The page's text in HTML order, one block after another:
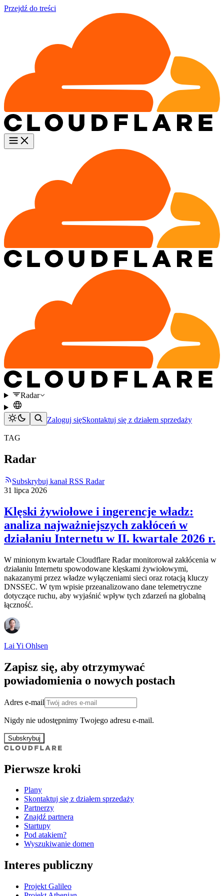
Przejdź do treści
Radar
Zaloguj sięSkontaktuj się z działem sprzedaży
TAG
Radar
Subskrybuj kanał RSS Radar
31 lipca 2026
Klęski żywiołowe i ingerencje władz:
analiza najważniejszych zakłóceń w
działaniu Internetu w II. kwartale 2026 r.
W minionym kwartale Cloudflare Radar monitorował zakłócenia w
działaniu Internetu spowodowane klęskami żywiołowymi,
nakazanymi przez władze wyłączeniami sieci oraz rotacją kluczy
DNSSEC. W tym wpisie przeanalizowano dane telemetryczne
dotyczące ruchu, aby wyjaśnić wpływ tych zdarzeń na globalną
łączność.
Lai Yi Ohlsen
Zapisz się, aby otrzymywać
powiadomienia o nowych postach
Adres e-mail
Nigdy nie udostępnimy Twojego adresu e-mail.
Subskrybuj
Pierwsze kroki
Plany
Skontaktuj się z działem sprzedaży
Partnerzy
Znajdź partnera
Startupy
Pod atakiem?
Wyszukiwanie domen
Interes publiczny
Projekt Galileo